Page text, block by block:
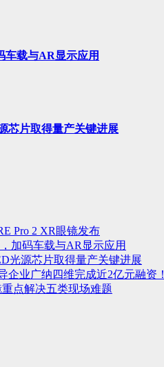
车载与AR显示应用
芯片取得量产关键进展
Pro 2 XR眼镜发布
加码车载与AR显示应用
光源芯片取得量产关键进展
业广纳四维完成近2亿元融资！
点解决五类现场难题